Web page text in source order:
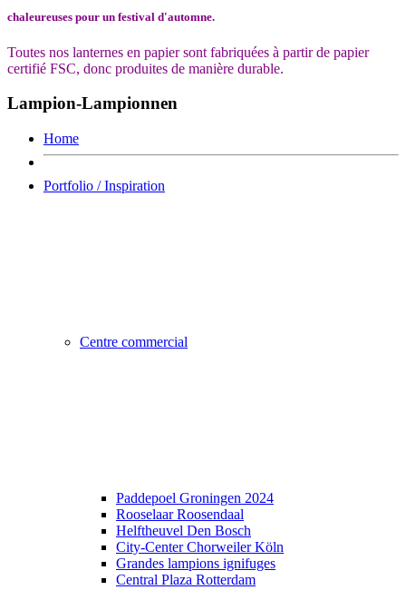
chaleureuses pour un festival d'automne.
Toutes nos lanternes en papier sont fabriquées à partir de papier
certifié FSC, donc produites de manière durable.
Lampion-Lampionnen
Home
Portfolio / Inspiration
Centre commercial
Paddepoel Groningen 2024
Rooselaar Roosendaal
Helftheuvel Den Bosch
City-Center Chorweiler Köln
Grandes lampions ignifuges
Central Plaza Rotterdam